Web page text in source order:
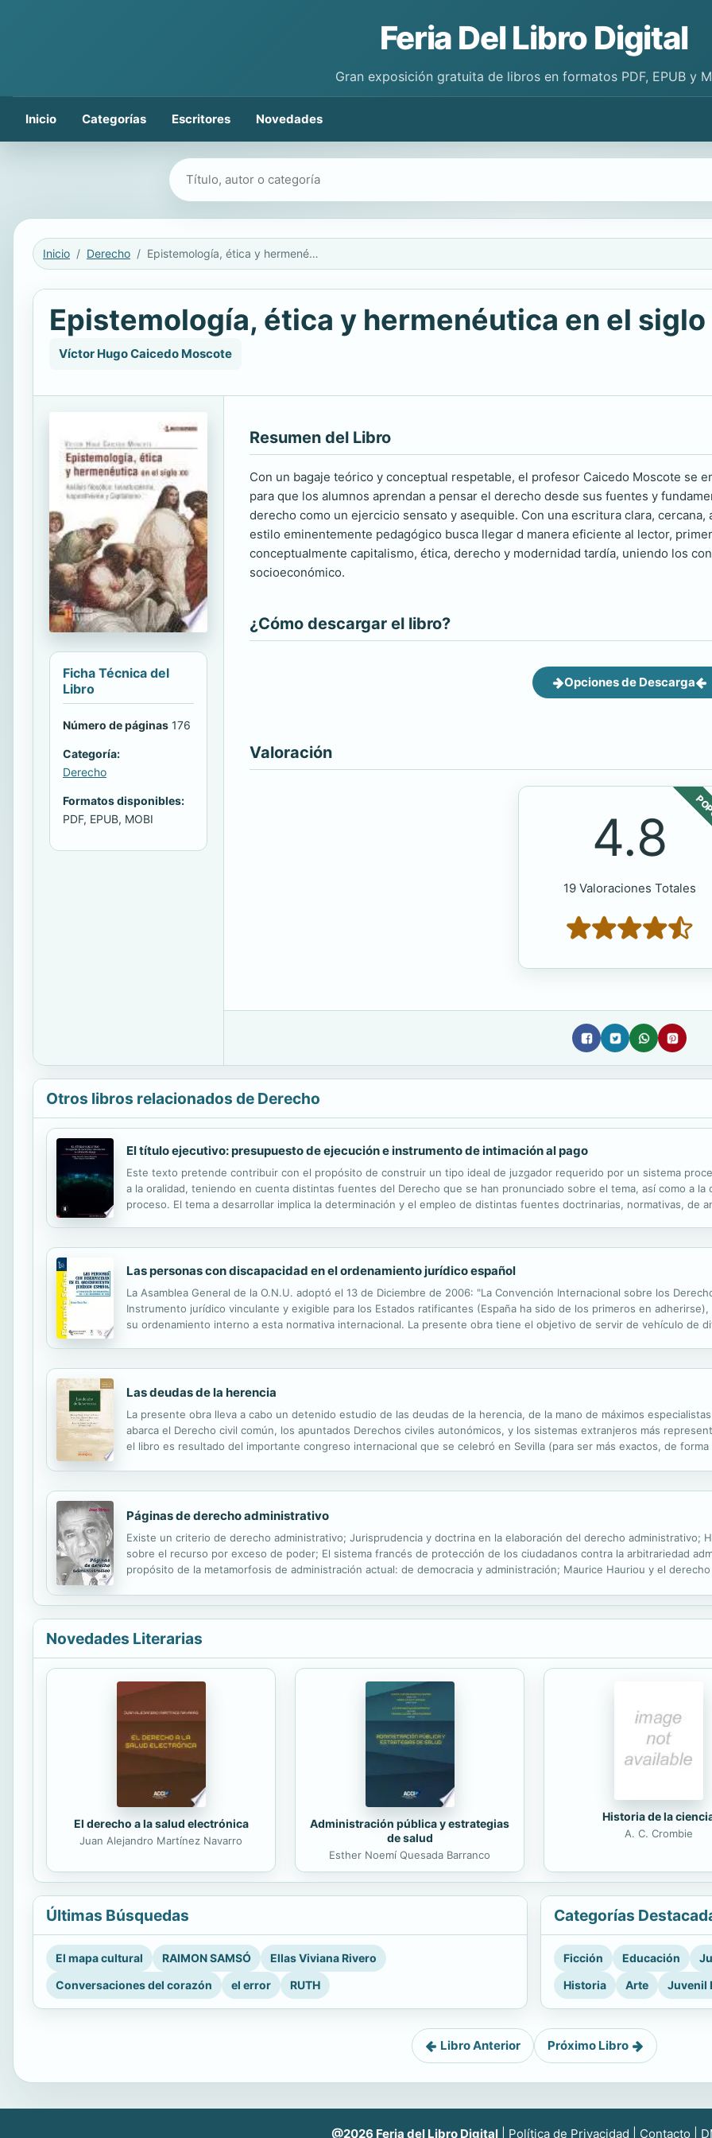
Feria Del Libro Digital
Gran exposición gratuita de libros en formatos PDF, EPUB y
Inicio Categorías Escritores Novedades
Buscar libros
Inicio Derecho Epistemología, ética y hermenéutica en el siglo XXI
Epistemología, ética y hermenéutica en el siglo
Víctor Hugo Caicedo Moscote
Ficha Técnica del
Libro
Número de páginas 176
Categoría:
Derecho
Formatos disponibles:
PDF, EPUB, MOBI
Resumen del Libro
Con un bagaje teórico y conceptual respetable, el profesor Caicedo Moscote se
para que los alumnos aprendan a pensar el derecho desde sus fuentes y
derecho como un ejercicio sensato y asequible. Con una escritura clara,
estilo eminentemente pedagógico busca llegar d manera eficiente al lector,
conceptualmente capitalismo, ética, derecho y modernidad tardía, uniendo los
socioeconómico.
¿Cómo descargar el libro?
Opciones de Descarga
Valoración
4.8
19 Valoraciones Totales
Otros libros relacionados de Derecho
El título ejecutivo: presupuesto de ejecución e instrumento de intimación al pago
Este texto pretende contribuir con el propósito de construir un tipo ideal de juzgador requerido por un sistema
a la oralidad, teniendo en cuenta distintas fuentes del Derecho que se han pronunciado sobre el tema, así como a la
proceso. El tema a desarrollar implica la determinación y el empleo de distintas fuentes doctrinarias, normativas, de
Las personas con discapacidad en el ordenamiento jurídico español
La Asamblea General de la O.N.U. adoptó el 13 de Diciembre de 2006: "La Convención Internacional sobre los
Instrumento jurídico vinculante y exigible para los Estados ratificantes (España ha sido de los primeros en
su ordenamiento interno a esta normativa internacional. La presente obra tiene el objetivo de servir de vehículo de
Las deudas de la herencia
La presente obra lleva a cabo un detenido estudio de las deudas de la herencia, de la mano de máximos
abarca el Derecho civil común, los apuntados Derechos civiles autonómicos, y los sistemas extranjeros más
el libro es resultado del importante congreso internacional que se celebró en Sevilla (para ser más exactos, de
Páginas de derecho administrativo
Existe un criterio de derecho administrativo; Jurisprudencia y doctrina en la elaboración del derecho administrativo;
sobre el recurso por exceso de poder; El sistema francés de protección de los ciudadanos contra la arbitrariedad
propósito de la metamorfosis de administración actual: de democracia y administración; Maurice Hauriou y el
Novedades Literarias
El derecho a la salud electrónica
Juan Alejandro Martínez Navarro
Administración pública y estrategias
de salud
Esther Noemí Quesada Barranco
Historia de la
A. C. Crombie
Últimas Búsquedas
El mapa cultural RAIMON SAMSÓ
Ellas Viviana Rivero
Conversaciones del corazón
el error RUTH
Categorías
Ficción Educación
Historia
Arte Juvenil
Libro Anterior Próximo Libro
@2026 Feria del Libro Digital Política de Privacidad Contacto